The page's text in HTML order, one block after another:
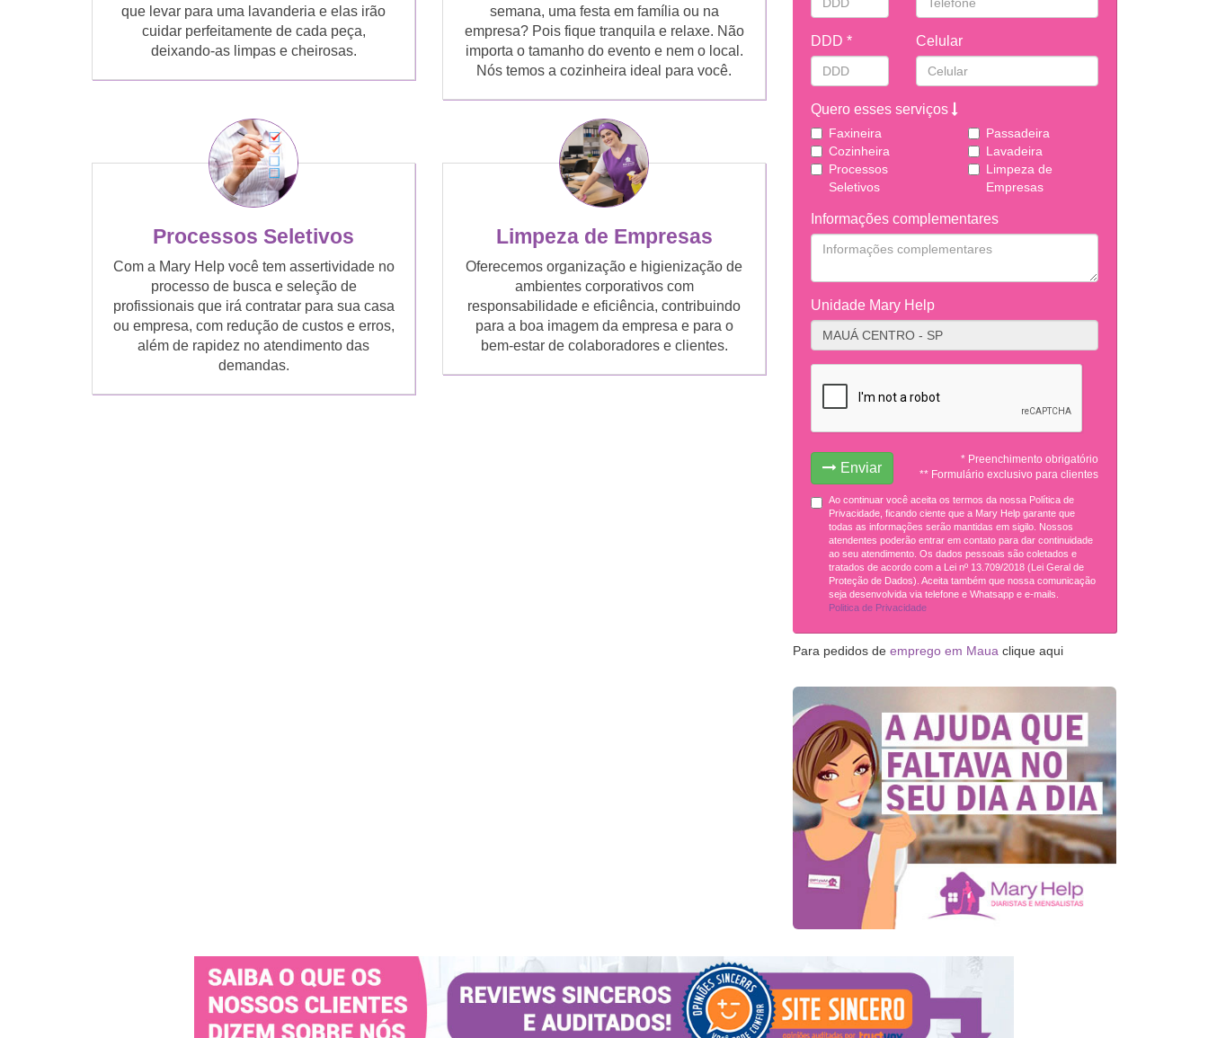
que levar para uma lavanderia e elas irão
cuidar perfeitamente de cada peça,
deixando-as limpas e cheirosas.
semana, uma festa em família ou na
empresa? Pois fique tranquila e relaxe. Não
importa o tamanho do evento e nem o local.
Nós temos a cozinheira ideal para você.
Processos Seletivos
Com a Mary Help você tem assertividade no
processo de busca e seleção de
profissionais que irá contratar para sua casa
ou empresa, com redução de custos e erros,
além de rapidez no atendimento das
demandas.
Limpeza de Empresas
Oferecemos organização e higienização de
ambientes corporativos com
responsabilidade e eficiência, contribuindo
para a boa imagem da empresa e para o
bem-estar de colaboradores e clientes.
DDD * Celular
Quero esses serviços
Faxineira
Passadeira
Cozinheira
Lavadeira
Processos
Seletivos
Limpeza de
Empresas
Informações complementares
Unidade Mary Help
Enviar
* Preenchimento obrigatório
** Formulário exclusivo para clientes
Ao continuar você aceita os termos da nossa Política de
Privacidade, ficando ciente que a Mary Help garante que
todas as informações serão mantidas em sigilo. Nossos
atendentes poderão entrar em contato para dar continuidade
ao seu atendimento. Os dados pessoais são coletados e
tratados de acordo com a Lei nº 13.709/2018 (Lei Geral de
Proteção de Dados). Aceita também que nossa comunicação
seja desenvolvida via telefone e Whatsapp e e-mails.
Politica de Privacidade
Para pedidos de emprego em Maua clique aqui